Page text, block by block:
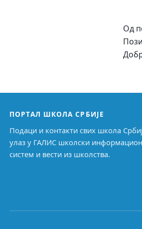
Од
ПОРТАЛ ШКОЛА СРБИЈЕ
Подаци и контакти свих школа
улаз у ГАЛИС школски
систем и вести из школства.